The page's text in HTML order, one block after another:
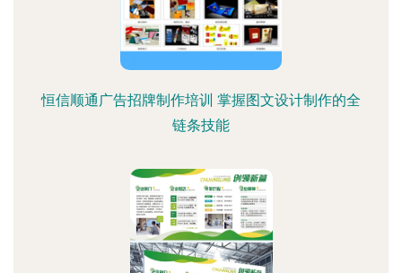
恒信顺通广告招牌制作培训 掌握图文设计制作的全
链条技能